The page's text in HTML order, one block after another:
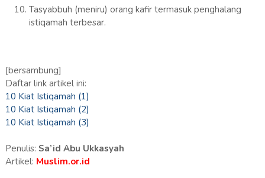
Tasyabbuh (meniru) orang kafir termasuk penghalang
istiqamah terbesar.
[bersambung]
Daftar link artikel ini:
10 Kiat Istiqamah (1)
10 Kiat Istiqamah (2)
10 Kiat Istiqamah (3)
Penulis: Sa’id Abu Ukkasyah
Artikel: Muslim.or.id